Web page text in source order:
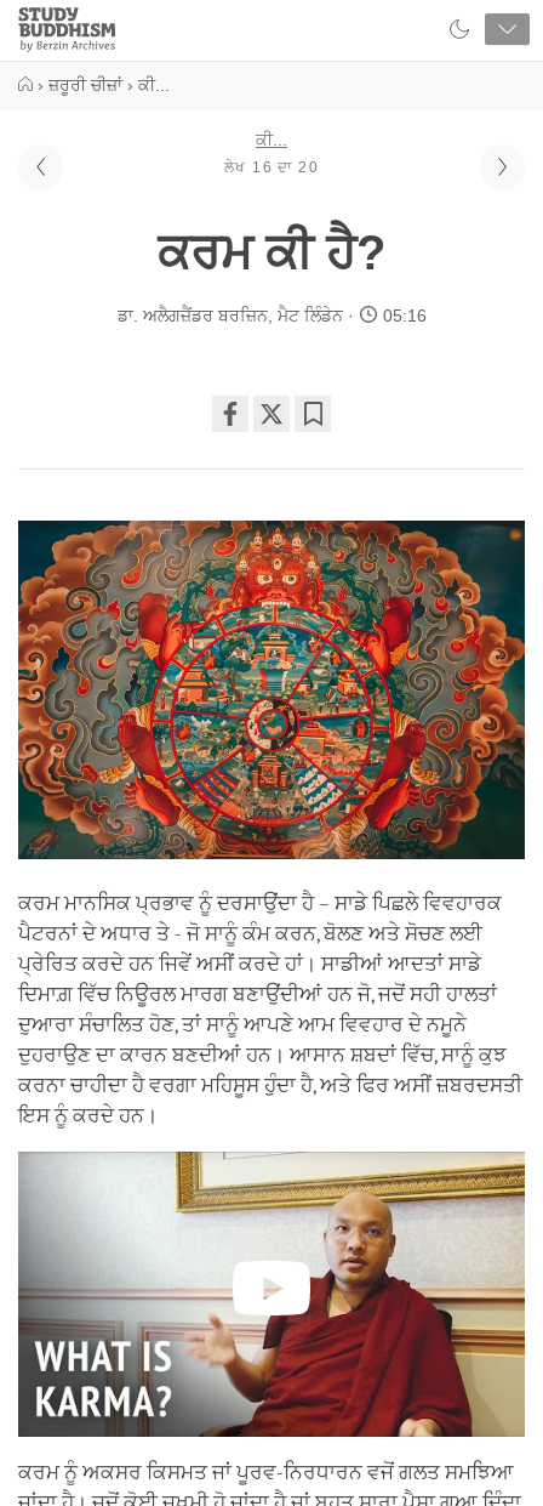
Close
Study
Buddhism
› ਜ਼ਰੂਰੀ ਚੀਜ਼ਾਂ › ਕੀ...
ਕੀ...
ਲੇਖ 16 ਦਾ 20
ਕਰਮ ਕੀ ਹੈ?
ਡਾ. ਅਲੈਗਜ਼ੈਂਡਰ ਬਰਜ਼ਿਨ, ਮੈਟ ਲਿੰਡੇਨ 05:16
on
ਕਰਮ ਮਾਨਸਿਕ ਪ੍ਰਭਾਵ ਨੂੰ ਦਰਸਾਉਂਦਾ ਹੈ – ਸਾਡੇ ਪਿਛਲੇ ਵਿਵਹਾਰਕ
ਪੈਟਰਨਾਂ ਦੇ ਅਧਾਰ ਤੇ - ਜੋ ਸਾਨੂੰ ਕੰਮ ਕਰਨ, ਬੋਲਣ ਅਤੇ ਸੋਚਣ ਲਈ
ਪ੍ਰੇਰਿਤ ਕਰਦੇ ਹਨ ਜਿਵੇਂ ਅਸੀਂ ਕਰਦੇ ਹਾਂ। ਸਾਡੀਆਂ ਆਦਤਾਂ ਸਾਡੇ
ਦਿਮਾਗ਼ ਵਿੱਚ ਨਿਊਰਲ ਮਾਰਗ ਬਣਾਉਂਦੀਆਂ ਹਨ ਜੋ, ਜਦੋਂ ਸਹੀ ਹਾਲਤਾਂ
ਦੁਆਰਾ ਸੰਚਾਲਿਤ ਹੋਣ, ਤਾਂ ਸਾਨੂੰ ਆਪਣੇ ਆਮ ਵਿਵਹਾਰ ਦੇ ਨਮੂਨੇ
ਦੁਹਰਾਉਣ ਦਾ ਕਾਰਨ ਬਣਦੀਆਂ ਹਨ। ਆਸਾਨ ਸ਼ਬਦਾਂ ਵਿੱਚ, ਸਾਨੂੰ ਕੁਝ
ਕਰਨਾ ਚਾਹੀਦਾ ਹੈ ਵਰਗਾ ਮਹਿਸੂਸ ਹੁੰਦਾ ਹੈ, ਅਤੇ ਫਿਰ ਅਸੀਂ ਜ਼ਬਰਦਸਤੀ
ਇਸ ਨੂੰ ਕਰਦੇ ਹਨ।
ਕਰਮ ਨੂੰ ਅਕਸਰ ਕਿਸਮਤ ਜਾਂ ਪੂਰਵ-ਨਿਰਧਾਰਨ ਵਜੋਂ ਗਲਤ ਸਮਝਿਆ